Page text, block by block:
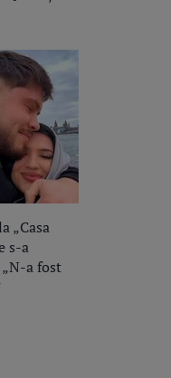
„Casa
s-a
a fost